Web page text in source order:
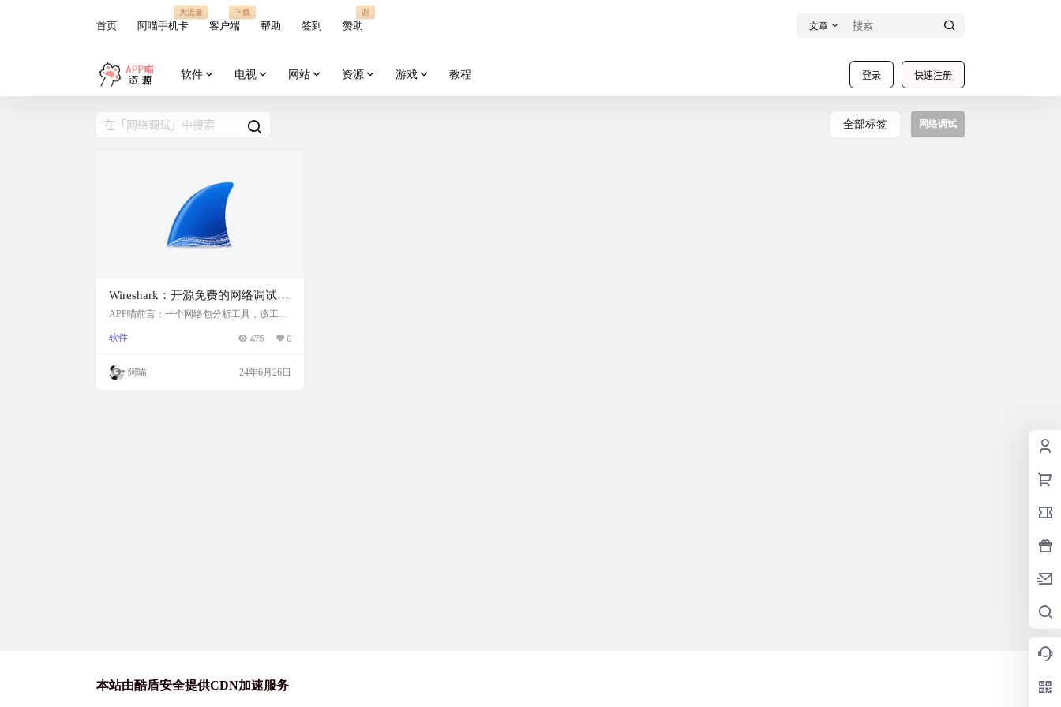
首页 阿喵手机卡
大流量
客户端
下载
帮助 签到 赞助
谢
文章
登录 快速注册
软件 电视 网站 资源 游戏 教程
全部标签 网络调试
Wireshark：开源免费的网络调试、
抓包和分析工具
APP喵前言：一个网络包分析工具，该工具
据包，为用户显示数据包的详细信息，供用
ws、Mac 和 Linux 操作系统上。 软件简介
Wireshark（前称Ethereal）是一款免费开源的
软件 475 0
阿喵 24年6月26日
本站由酷盾安全提供CDN加速服务